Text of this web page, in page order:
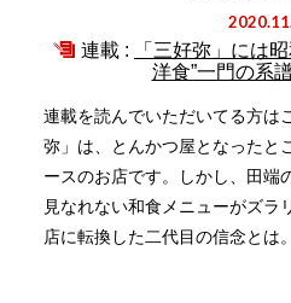
連載 :
「三好弥」には
洋食”一門の系
連載を読んでいただいてる方は
弥」は、とんかつ屋となったと
ースのお店です。しかし、田端
見なれない和食メニューがズラ
店に転換した二代目の信念とは。